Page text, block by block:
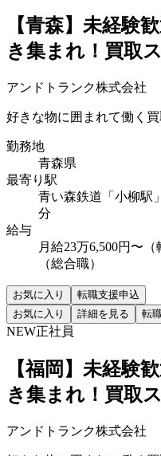
【青森】未経験
き集まれ！買取
アンドトランク株式会社
好きな物に囲まれて働く
勤務地
青森県
最寄り駅
青い森鉄道「小柳駅
分
給与
月給23万6,500円〜
（総合職）
お気に入り
転職支援申込
お気に入り
詳細を見る 転
NEW正社員
【福岡】未経験
き集まれ！買取
アンドトランク株式会社